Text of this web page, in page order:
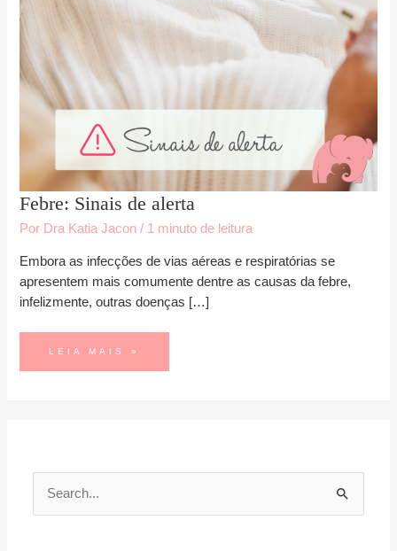
Febre: Sinais de alerta
Por Dra Katia Jacon/ 1 minuto de leitura
Embora as infecções de vias aéreas e respiratórias se
apresentem mais comumente dentre as causas da febre,
infelizmente, outras doenças […]
FEBRE:
SINAIS
DE
LEIA MAIS »